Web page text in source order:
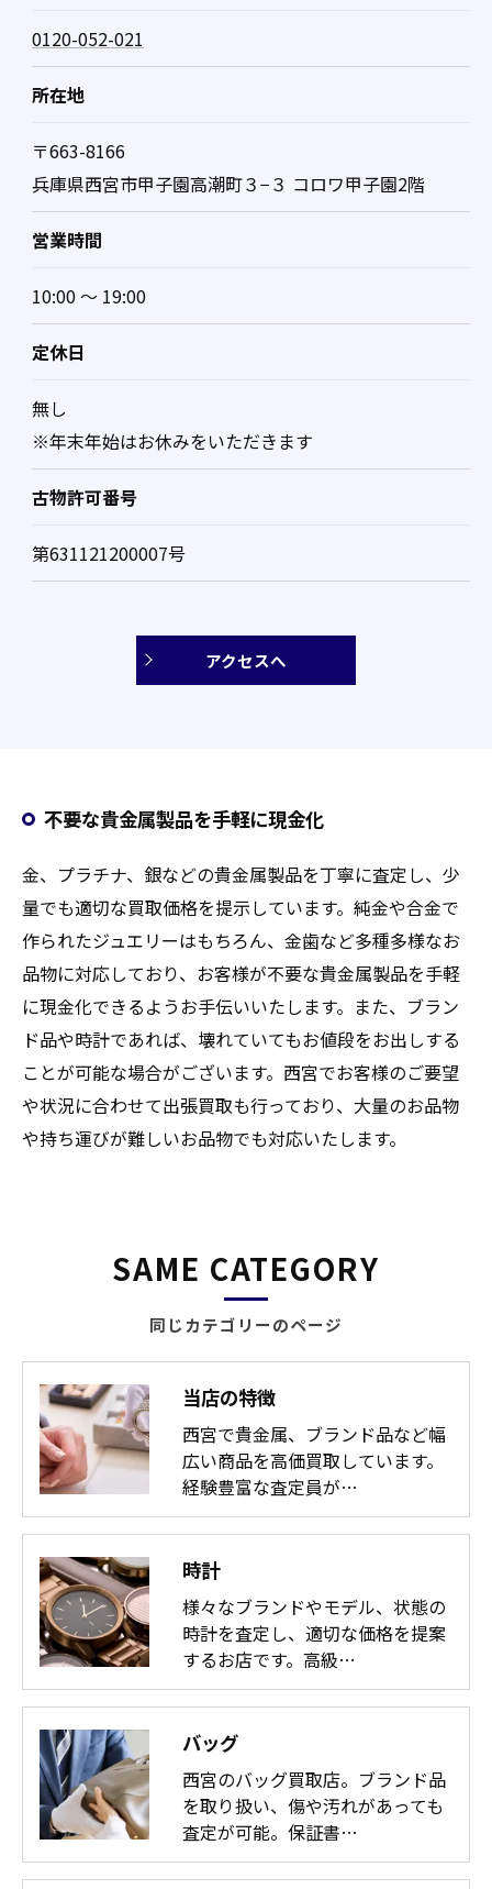
0120-052-021
所在地
〒663-8166
兵庫県西宮市甲子園高潮町３−３ コロワ甲子園2階
営業時間
10:00 ～ 19:00
定休日
無し
※年末年始はお休みをいただきます
古物許可番号
第631121200007号
アクセスへ
不要な貴金属製品を手軽に現金化
金、プラチナ、銀などの貴金属製品を丁寧に査定し、少
量でも適切な買取価格を提示しています。純金や合金で
作られたジュエリーはもちろん、金歯など多種多様なお
品物に対応しており、お客様が不要な貴金属製品を手軽
に現金化できるようお手伝いいたします。また、ブラン
ド品や時計であれば、壊れていてもお値段をお出しする
ことが可能な場合がございます。西宮でお客様のご要望
や状況に合わせて出張買取も行っており、大量のお品物
や持ち運びが難しいお品物でも対応いたします。
同じカテゴリーのページ
SAME CATEGORY
当店の特徴
西宮で貴金属、ブランド品など幅
広い商品を高価買取しています。
経験豊富な査定員が…
時計
様々なブランドやモデル、状態の
時計を査定し、適切な価格を提案
するお店です。高級…
バッグ
西宮のバッグ買取店。ブランド品
を取り扱い、傷や汚れがあっても
査定が可能。保証書…